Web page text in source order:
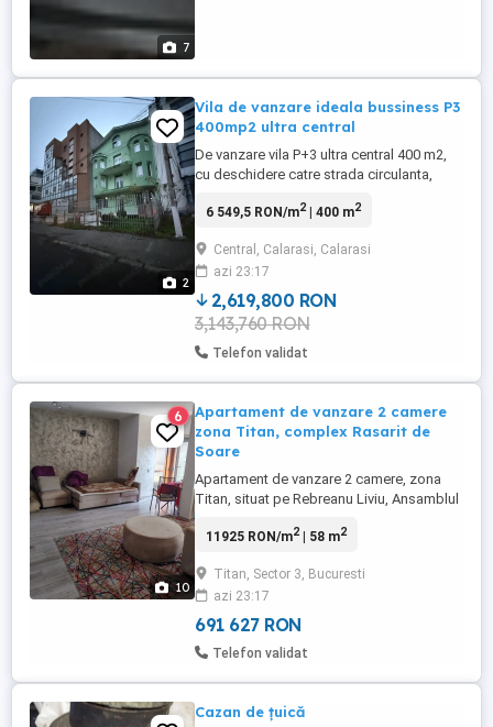
7
2
Vila de vanzare ideala bussiness P3
400mp2 ultra central
De vanzare vila P+3 ultra central 400 m2,
cu deschidere catre strada circulanta,
centrala pe strada Eroilor, pietonala
bac, vis-a-vis de tribunal, cec, spitalul
Calarasi.
6 549,5 RON/m2| 400 m2
Central, Calarasi, Calarasi
azi 23:17
2,619,800 RON
3,143,760 RON
Telefon validat
10
6
Apartament de vanzare 2 camere
zona Titan, complex Rasarit de
Soare
Apartament de vanzare 2 camere, zona
Titan, situat pe Rebreanu Liviu, Ansamblul
6mp2, dormitor, baie, living spatios,
Titan, Lidl, mijloace de transport m Titan,
1 Decembrie, linii autobuz, tramvai
11925 RON/m2| 58 m2
Titan, Sector 3, Bucuresti
azi 23:17
691 627 RON
Telefon validat
Cazan de țuică